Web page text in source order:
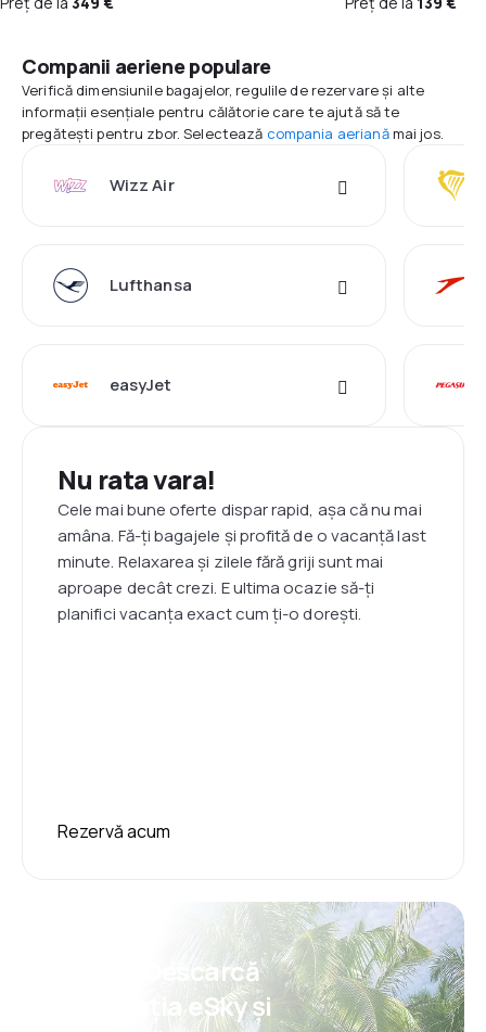
Companii aeriene populare
Verifică dimensiunile bagajelor, regulile de rezervare și alte
informații esențiale pentru călătorie care te ajută să te
pregătești pentru zbor. Selectează compania aerianămai jos.
Wizz Air
Lufthansa
easyJet
Nu rata vara!
Cele mai bune oferte dispar rapid, așa că nu mai
amâna. Fă-ți bagajele și profită de o vacanță last
minute. Relaxarea și zilele fără griji sunt mai
aproape decât crezi. E ultima ocazie să-ți
planifici vacanța exact cum ți-o dorești.
Rezervă acum
Psst! Descarcă
aplicația eSky și